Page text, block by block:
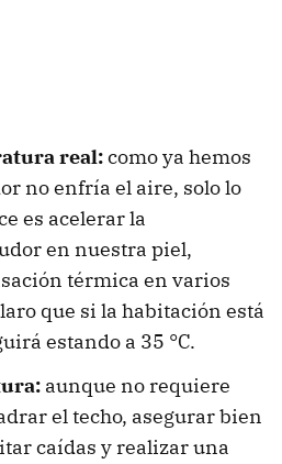
real:como ya hemos
no enfría el aire, solo lo
es acelerar la
en nuestra piel,
térmica en varios
que si la habitación está
estando a 35 °C.
aunque no requiere
el techo, asegurar bien
caídas y realizar una